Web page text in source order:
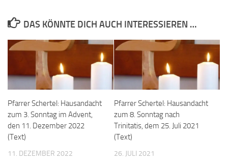
DAS KÖNNTE DICH AUCH INTERESSIEREN …
Pfarrer Schertel: Hausandacht
zum 3. Sonntag im Advent,
den 11. Dezember 2022
(Text)
11. DEZEMBER 2022
Pfarrer Schertel: Hausandacht
zum 8. Sonntag nach
Trinitatis, dem 25. Juli 2021
(Text)
26. JULI 2021